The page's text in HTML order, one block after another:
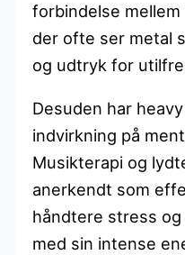
forbindelse
der ofte ser metal
og udtryk for
Desuden har
indvirkning på
Musikterapi og
anerkendt som
håndtere stress
med sin intense